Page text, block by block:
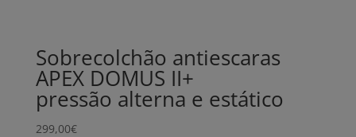
Sobrecolchão antiescaras
APEX DOMUS II+
pressão alterna e estático
299,00€